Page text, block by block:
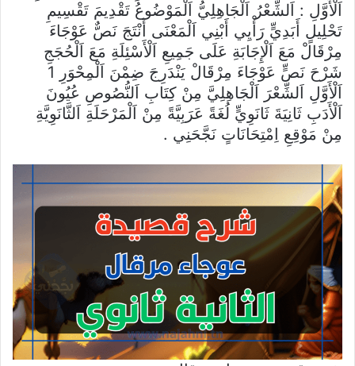
اَلْأَوَّلِ : اَلشِّعْرُ اَلْجَاهِلِيُّ اَلْمَوْضُوعُ تَقْدِيمَ تَقْسِيمِ
تَحْلِيلٍ أَبَدِيٍّ رَأْيِي أَبْنِي اَلْمَعْنَى أَنْتَجَ نَصٌّ عَوْجَاءَ
مِرْقَالْ مَعَ اَلْإِجَابَةِ عَلَى جَمِيعِ اَلْأَسْئِلَةِ مَعَ اَلْحُجَجِ
شَرْحَ نَصٍّ عَوْجَاءَ مِرْقَالْ يَنْدَرِجَ ضِمْنَ اَلْمِحْوَرِ 1
اَلْأَوَّلِ اَلشِّعْرَ اَلْجَاهِلِيَّ مِنْ كِتَابِ اَلنُّصُوصِ عُيُونَ
اَلْأَدَبِ ثَانِيَةَ ثَانَوِيٍّ لُغَةً عَرَبِيَّةً مِنْ اَلْمَرْحَلَةِ اَلثَّانَوِيَّةِ
مِنْ مَوْقِعِ اِمْتِحَانَاتٍ نَجَّحَنِي .